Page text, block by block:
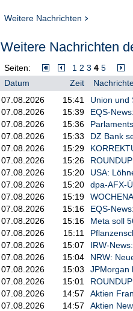
Weitere Nachrichten
Weitere Nachrichten
Seiten: 1 2 3 4 5
Datum
Zeit
07.08.2026
15:41
Union und
07.08.2026
15:39
EQS-
07.08.2026
15:36
07.08.2026
15:33
DZ Bank
07.08.2026
15:29
07.08.2026
15:26
07.08.2026
15:20
USA:
07.08.2026
15:20
dpa-AFX-
07.08.2026
15:19
07.08.2026
15:16
EQS-
07.08.2026
15:16
Meta soll
07.08.2026
15:11
07.08.2026
15:07
IRW-
07.08.2026
15:04
NRW:
07.08.2026
15:03
JPMorgan
07.08.2026
15:01
07.08.2026
14:57
Aktien
07.08.2026
14:57
Aktien